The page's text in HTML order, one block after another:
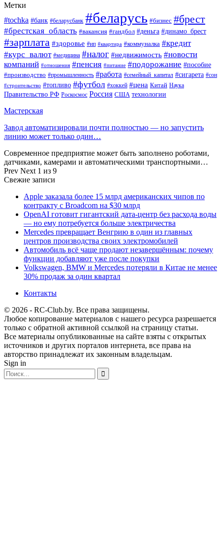
Метки
#tochka #банк #беларусбанк #беларусь #бизнес #брест
#брестская_область #вакансия #гандбол #деньга #динамо_брест
#зарплата #здоровье #ип #квартира #коммуналка #кредит
#курс_валют #медицина #налог #недвижимость #новости
компаний #отношения #пенсия #питание #подорожание #пособие
#производство #промышленность #работа #семейный_капитал #сигарета #сон
#строительство #топливо #футбол #хоккей #цена Китай Наука
Правительство РФ Роскосмос Россия США технологии
Мастерская
Завод автоматизировали почти полностью — но запустить
линию может только один…
Современное предприятие может быть заполнено роботами,
датчиками, камерами и автоматическими транспортными…
Prev Next 1 из 9
Свежие записи
Apple заказала более 15 млрд американских чипов по
контракту с Broadcom на $30 млрд
OpenAI готовит гигантский дата-центр без расхода воды
— но ему потребуется больше электричества
Mercedes превращает Венгрию в один из главных
центров производства своих электромобилей
Автомобиль всё чаще продают незавершённым: почему
функции добавляют уже после покупки
Volkswagen, BMW и Mercedes потеряли в Китае не менее
30% продаж за один квартал
Контакты
© 2026 - RC-Club.by. Все права защищены.
Любое копирование материалов с нашего ресурса разрешается
только с обратной активной ссылкой на страницу статьи.
Все материалы опубликованные на сайте взяты с открытых
источников и других порталов интернета, все права на
авторство принадлежат их законным владельцам.
Sign in